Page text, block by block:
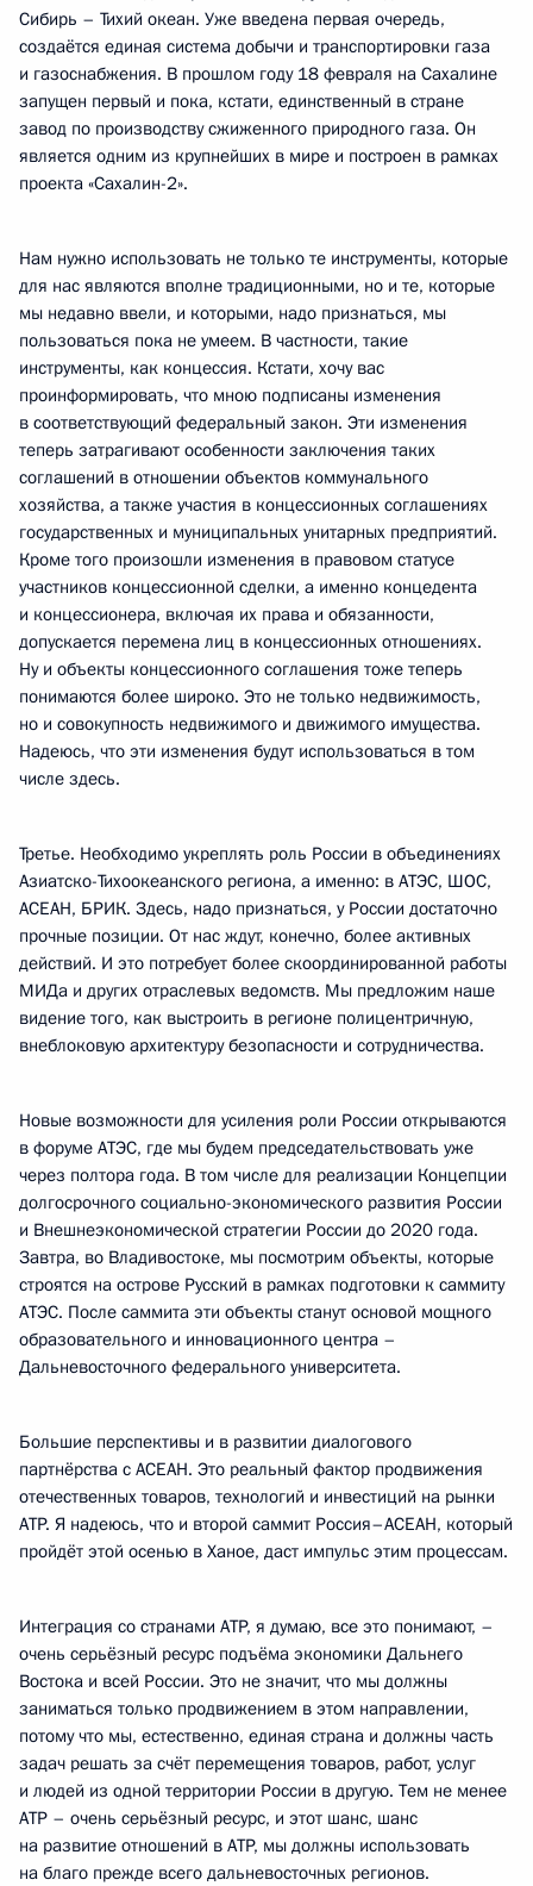
Сибирь – Тихий океан. Уже введена первая очередь,
создаётся единая система добычи и транспортировки газа
и газоснабжения. В прошлом году 18 февраля на Сахалине
запущен первый и пока, кстати, единственный в стране
завод по производству сжиженного природного газа. Он
является одним из крупнейших в мире и построен в рамках
проекта «Сахалин-2».
Нам нужно использовать не только те инструменты, которые
для нас являются вполне традиционными, но и те, которые
мы недавно ввели, и которыми, надо признаться, мы
пользоваться пока не умеем. В частности, такие
инструменты, как концессия. Кстати, хочу вас
проинформировать, что мною подписаны изменения
в соответствующий федеральный закон. Эти изменения
теперь затрагивают особенности заключения таких
соглашений в отношении объектов коммунального
хозяйства, а также участия в концессионных соглашениях
государственных и муниципальных унитарных предприятий.
Кроме того произошли изменения в правовом статусе
участников концессионной сделки, а именно концедента
и концессионера, включая их права и обязанности,
допускается перемена лиц в концессионных отношениях.
Ну и объекты концессионного соглашения тоже теперь
понимаются более широко. Это не только недвижимость,
но и совокупность недвижимого и движимого имущества.
Надеюсь, что эти изменения будут использоваться в том
числе здесь.
Третье. Необходимо укреплять роль России в объединениях
Азиатско-Тихоокеанского региона, а именно: в АТЭС, ШОС,
АСЕАН, БРИК. Здесь, надо признаться, у России достаточно
прочные позиции. От нас ждут, конечно, более активных
действий. И это потребует более скоординированной работы
МИДа и других отраслевых ведомств. Мы предложим наше
видение того, как выстроить в регионе полицентричную,
внеблоковую архитектуру безопасности и сотрудничества.
Новые возможности для усиления роли России открываются
в форуме АТЭС, где мы будем председательствовать уже
через полтора года. В том числе для реализации Концепции
долгосрочного социально-экономического развития России
и Внешнеэкономической стратегии России до 2020 года.
Завтра, во Владивостоке, мы посмотрим объекты, которые
строятся на острове Русский в рамках подготовки к саммиту
АТЭС. После саммита эти объекты станут основой мощного
образовательного и инновационного центра –
Дальневосточного федерального университета.
Большие перспективы и в развитии диалогового
партнёрства с АСЕАН. Это реальный фактор продвижения
отечественных товаров, технологий и инвестиций на рынки
АТР. Я надеюсь, что и второй саммит Россия–АСЕАН, который
пройдёт этой осенью в Ханое, даст импульс этим процессам.
Интеграция со странами АТР, я думаю, все это понимают, –
очень серьёзный ресурс подъёма экономики Дальнего
Востока и всей России. Это не значит, что мы должны
заниматься только продвижением в этом направлении,
потому что мы, естественно, единая страна и должны часть
задач решать за счёт перемещения товаров, работ, услуг
и людей из одной территории России в другую. Тем не менее
АТР – очень серьёзный ресурс, и этот шанс, шанс
на развитие отношений в АТР, мы должны использовать
на благо прежде всего дальневосточных регионов.